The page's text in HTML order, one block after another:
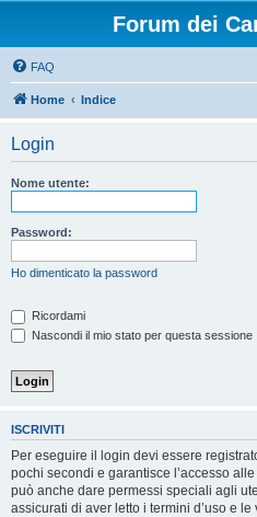
Forum dei
FAQ
Home Indice
Login
Nome utente:
Password:
Ho dimenticato la password
Ricordami
Nascondi il mio stato per questa sessione
ISCRIVITI
Per eseguire il login devi essere
pochi secondi e garantisce l’accesso
può anche dare permessi speciali agli
assicurati di aver letto i termini d’uso e le